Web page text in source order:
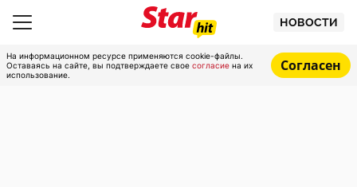
НОВОСТИ
На информационном ресурсе применяются cookie-файлы.
Оставаясь на сайте, вы подтверждаете свое согласие на их
использование.
Согласен